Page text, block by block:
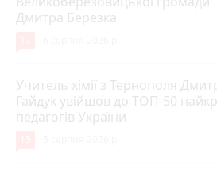
Дмитра Березка
Учитель хімії з Тернополя
Гайдук увійшов до ТОП-50
педагогів України